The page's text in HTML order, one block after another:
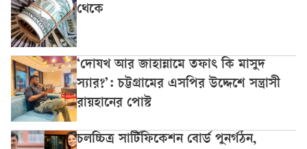
থেকে
‘দোযখ আর জাহান্নামে তফাৎ কি মাসুদ
স্যার?’: চট্টগ্রামের এসপির উদ্দেশে সন্ত্রাসী
রায়হানের পোস্ট
চলচ্চিত্র সার্টিফিকেশন বোর্ড পুনর্গঠন,